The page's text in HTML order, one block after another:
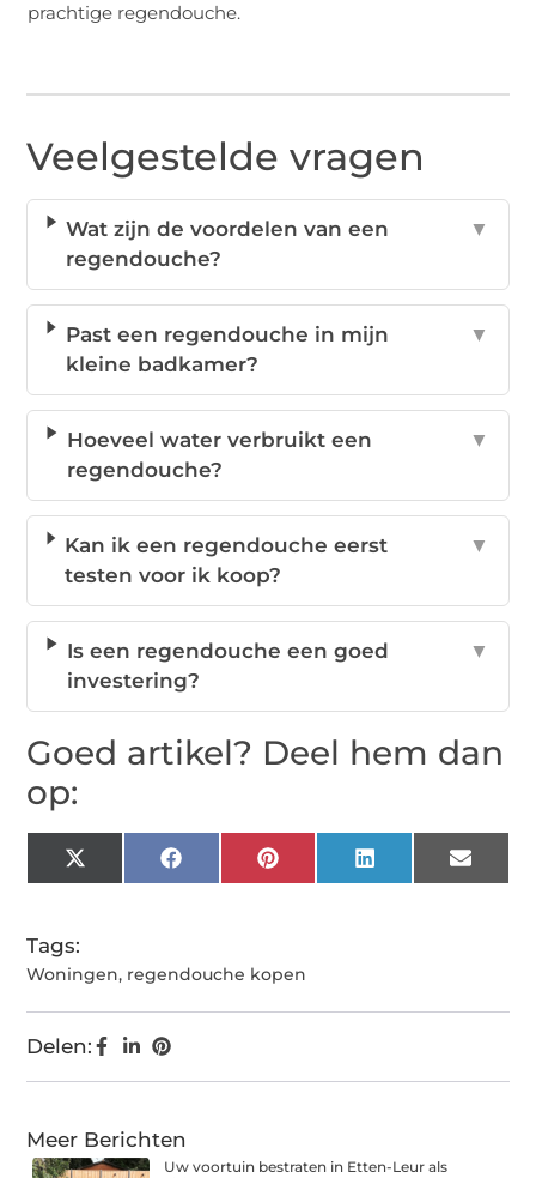
prachtige regendouche.
Veelgestelde vragen
Wat zijn de voordelen van een
regendouche?
▼
Past een regendouche in mijn
kleine badkamer?
▼
Hoeveel water verbruikt een
regendouche?
▼
Kan ik een regendouche eerst
testen voor ik koop?
▼
Is een regendouche een goed
investering?
▼
Goed artikel? Deel hem dan
op:
X
(Twitter)
FacebookPinterestLinkedIn Email
Tags:
Woningen, regendouche kopen
Delen:
Meer Berichten
Uw voortuin bestraten in Etten-Leur als